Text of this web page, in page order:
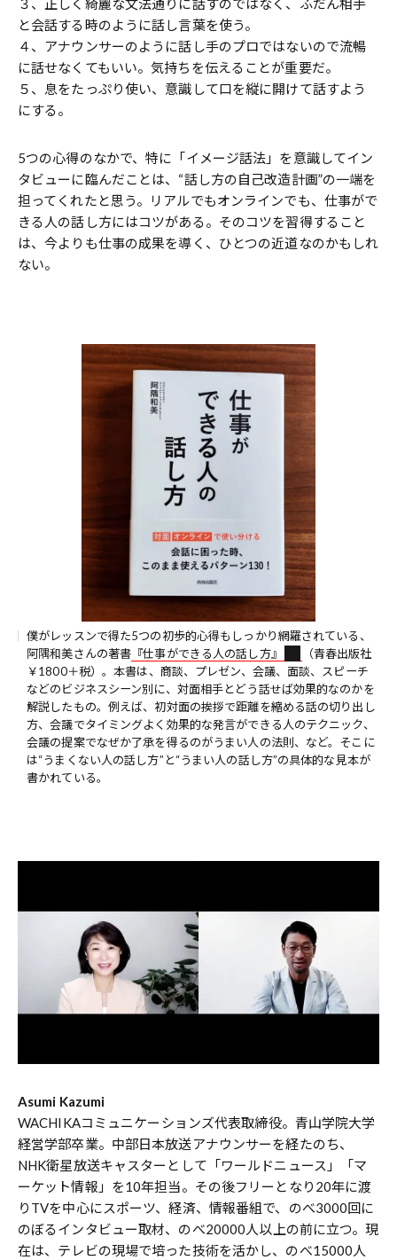
３、正しく綺麗な文法通りに話すのではなく、ふだん相手
と会話する時のように話し言葉を使う。
４、アナウンサーのように話し手のプロではないので流暢
に話せなくてもいい。気持ちを伝えることが重要だ。
５、息をたっぷり使い、意識して口を縦に開けて話すよう
にする。
5つの心得のなかで、特に「イメージ話法」を意識してイン
タビューに臨んだことは、“話し方の自己改造計画”の一端を
担ってくれたと思う。リアルでもオンラインでも、仕事がで
きる人の話し方にはコツがある。そのコツを習得すること
は、今よりも仕事の成果を導く、ひとつの近道なのかもしれ
ない。
僕がレッスンで得た5つの初歩的心得もしっかり網羅されている、
阿隅和美さんの著書 『仕事ができる人の話し方』
（青春出版社
￥1800＋税）。本書は、商談、プレゼン、会議、面談、スピーチ
などのビジネスシーン別に、対面相手とどう話せば効果的なのかを
解説したもの。例えば、初対面の挨拶で距離を縮める話の切り出し
方、会議でタイミングよく効果的な発言ができる人のテクニック、
会議の提案でなぜか了承を得るのがうまい人の法則、など。そこに
は“うまくない人の話し方”と“うまい人の話し方”の具体的な見本が
書かれている。
Asumi Kazumi
WACHIKAコミュニケーションズ代表取締役。青山学院大学
経営学部卒業。中部日本放送アナウンサーを経たのち、
NHK衛星放送キャスターとして「ワールドニュース」「マ
ーケット情報」を10年担当。その後フリーとなり20年に渡
りTVを中心にスポーツ、経済、情報番組で、のべ3000回に
のぼるインタビュー取材、のべ20000人以上の前に立つ。現
在は、テレビの現場で培った技術を活かし、のべ15000人